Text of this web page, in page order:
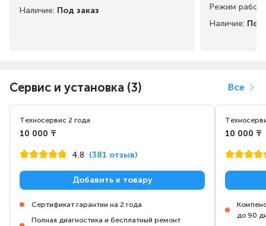
Наличие: Под заказ
Режим
Наличие: Под
Сервис и установка (3) Все
Техносервис 2 года
10 000 ₸
4.8 (381 отзыв)
Добавить к товару
Сертификат гарантии на 2 года
Полная диагностика и бесплатный ремонт
10 000 ₸
до 90